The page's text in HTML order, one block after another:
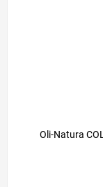
Oli-Natura